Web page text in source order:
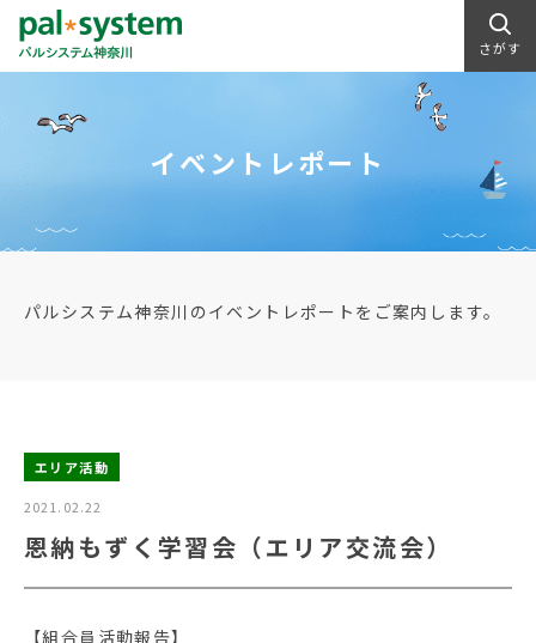
さがす
イベントレポート
パルシステム神奈川のイベントレポートをご案内します。
エリア活動
2021.02.22
恩納もずく学習会（エリア交流会）
【組合員活動報告】